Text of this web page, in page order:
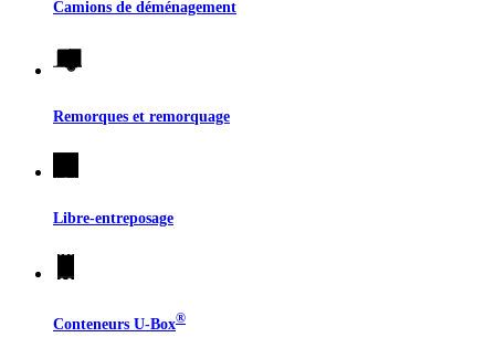
Camions de déménagement
Remorques et remorquage
Libre-entreposage
Conteneurs U-Box®